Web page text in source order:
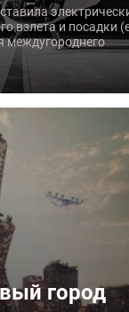
взлета и посадки
междугороднего
город